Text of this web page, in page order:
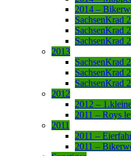
2014 –
SachsenKrad
SachsenKrad
SachsenKrad
2013
SachsenKrad
SachsenKrad
SachsenKrad
2012
2012 –
2011 – Roys
2011
2011 –
2011 –